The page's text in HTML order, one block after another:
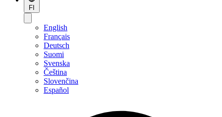
FI
English
Français
Deutsch
Suomi
Svenska
Čeština
Slovenčina
Español